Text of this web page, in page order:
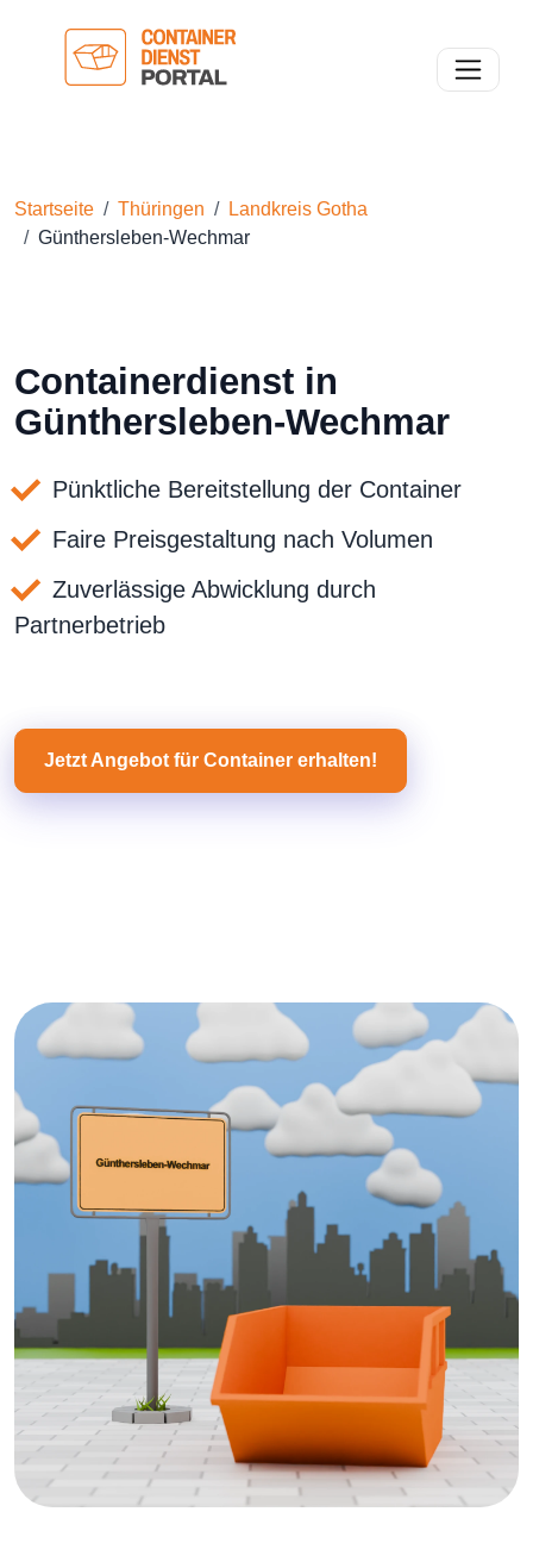
Toggle
Startseite Thüringen
Landkreis Gotha
Günthersleben-Wechmar
Containerdienst in
Günthersleben-Wechmar
Pünktliche Bereitstellung der Container
Faire Preisgestaltung nach Volumen
Zuverlässige Abwicklung durch
Partnerbetrieb
Jetzt Angebot für Container erhalten!